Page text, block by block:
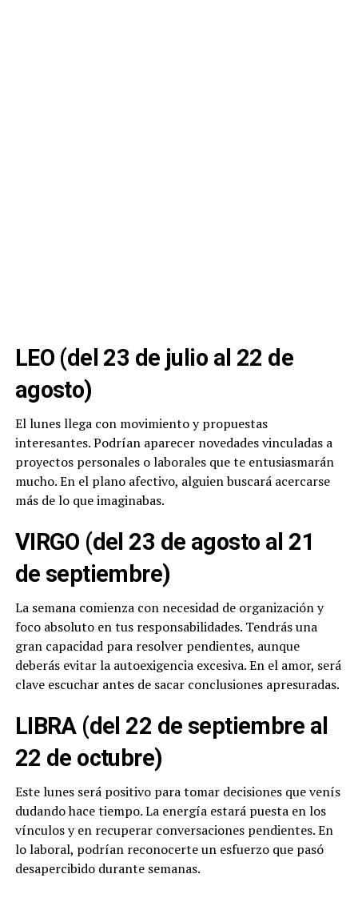
LEO (del 23 de julio al 22 de
agosto)
El lunes llega con movimiento y propuestas
interesantes. Podrían aparecer novedades vinculadas a
proyectos personales o laborales que te entusiasmarán
mucho. En el plano afectivo, alguien buscará acercarse
más de lo que imaginabas.
VIRGO (del 23 de agosto al 21
de septiembre)
La semana comienza con necesidad de organización y
foco absoluto en tus responsabilidades. Tendrás una
gran capacidad para resolver pendientes, aunque
deberás evitar la autoexigencia excesiva. En el amor, será
clave escuchar antes de sacar conclusiones apresuradas.
LIBRA (del 22 de septiembre al
22 de octubre)
Este lunes será positivo para tomar decisiones que venís
dudando hace tiempo. La energía estará puesta en los
vínculos y en recuperar conversaciones pendientes. En
lo laboral, podrían reconocerte un esfuerzo que pasó
desapercibido durante semanas.